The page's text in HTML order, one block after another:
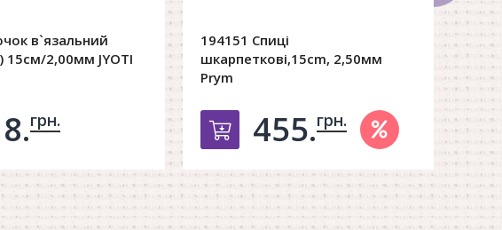
в`язальний
15см/2,00мм JYOTI
в корзину
грн.
194151 Спиці
шкарпеткові,15сm, 2,50мм
Prym
Добавить в корзину
455.грн.